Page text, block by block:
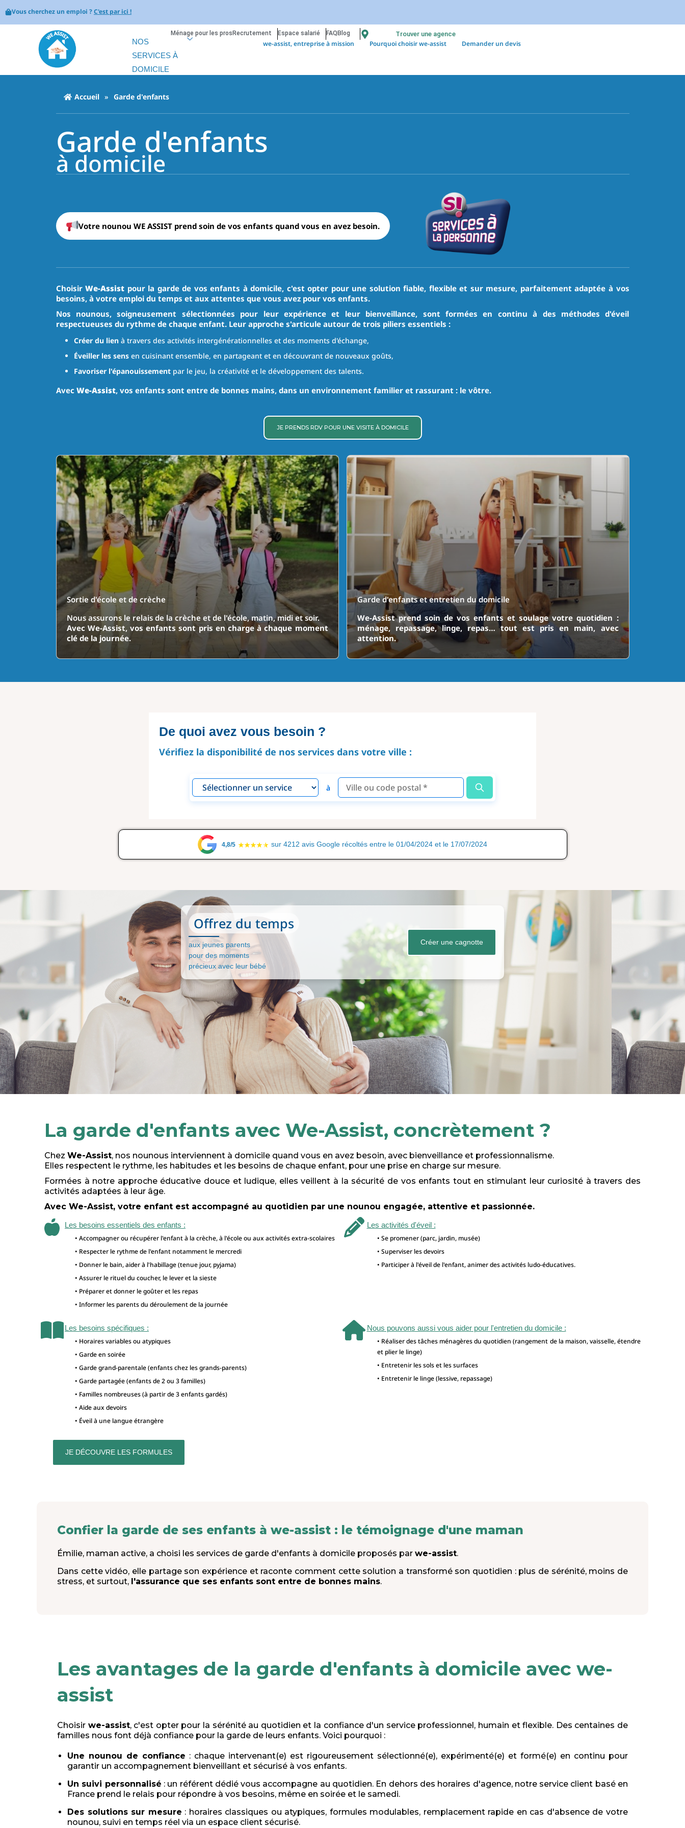
Vous cherchez un emploi ?C'est par ici !
Ménage pour les pros Recrutement Espace salarié FAQ Blog Trouver une agence
NOS
SERVICES À
DOMICILE
we-assist, entreprise à mission Pourquoi choisir we-assist Demander un devis
Accueil » Garde d'enfants
Garde d'enfants
à domicile
Votre nounou WE ASSIST prend soin de vos enfants quand vous en avez besoin.
ChoisirWe-Assist pour la garde de vos enfants à domicile, c'est opter pour une solution fiable, flexible et sur mesure, parfaitement adaptée à vos
besoins, à votre emploi du temps et aux attentes que vous avez pour vos enfants.
Nos nounous, soigneusement sélectionnées pour leur expérience et leur bienveillance, sont formées en continu à des méthodes d'éveil
respectueuses du rythme de chaque enfant. Leur approche s'articule autour de trois piliers essentiels :
Créer du lienà travers des activités intergénérationnelles et des moments d'échange,
Éveiller les sensen cuisinant ensemble, en partageant et en découvrant de nouveaux goûts,
Favoriser l'épanouissementpar le jeu, la créativité et le développement des talents.
Avec We-Assist, vos enfants sont entre de bonnes mains, dans un environnement familier et rassurant : le vôtre.
JE PRENDS RDV POUR UNE VISITE À DOMICILE
Sortie d'école et de crèche
Nous assurons le relais de la crèche et de l'école, matin, midi et soir.
Avec We-Assist, vos enfants sont pris en charge à chaque moment
clé de la journée.
Garde d'enfants et entretien du domicile
We-Assist prend soin de vos enfants et soulage votre quotidien :
ménage, repassage, linge, repas… tout est pris en main, avec
attention.
De quoi avez vous besoin ?
Vérifiez la disponibilité de nos services dans votre ville :
à
4,8/5 sur 4212 avis Google récoltés entre le 01/04/2024 et le 17/07/2024
Offrez du temps
aux jeunes parents
pour des moments
précieux avec leur bébé
Créer une cagnotte
La garde d'enfants avec We-Assist, concrètement ?
Chez We-Assist, nos nounous interviennent à domicile quand vous en avez besoin, avec bienveillance et professionnalisme.
Elles respectent le rythme, les habitudes et les besoins de chaque enfant, pour une prise en charge sur mesure.
Formées à notre approche éducative douce et ludique, elles veillent à la sécurité de vos enfants tout en stimulant leur curiosité à travers des
activités adaptées à leur âge.
Avec We-Assist, votre enfant est accompagné au quotidien par une nounou engagée, attentive et passionnée.
Les besoins essentiels des enfants :
• Accompagner ou récupérer l'enfant à la crèche, à l'école ou aux activités extra-scolaires
• Respecter le rythme de l'enfant notamment le mercredi
• Donner le bain, aider à l'habillage (tenue jour, pyjama)
• Assurer le rituel du coucher, le lever et la sieste
• Préparer et donner le goûter et les repas
• Informer les parents du déroulement de la journée
Les activités d'éveil :
• Se promener (parc, jardin, musée)
• Superviser les devoirs
• Participer à l'éveil de l'enfant, animer des activités ludo-éducatives.
Les besoins spécifiques :
• Horaires variables ou atypiques
• Garde en soirée
• Garde grand-parentale (enfants chez les grands-parents)
• Garde partagée (enfants de 2 ou 3 familles)
• Familles nombreuses (à partir de 3 enfants gardés)
• Aide aux devoirs
• Éveil à une langue étrangère
Nous pouvons aussi vous aider pour l'entretien du domicile :
• Réaliser des tâches ménagères du quotidien (rangement de la maison, vaisselle, étendre
et plier le linge)
• Entretenir les sols et les surfaces
• Entretenir le linge (lessive, repassage)
JE DÉCOUVRE LES FORMULES
Confier la garde de ses enfants à we-assist : le témoignage d'une maman
Émilie, maman active, a choisi les services de garde d'enfants à domicile proposés par we-assist.
Dans cette vidéo, elle partage son expérience et raconte comment cette solution a transformé son quotidien : plus de sérénité, moins de
stress, et surtout, l'assurance que ses enfants sont entre de bonnes mains.
Les avantages de la garde d'enfants à domicile avec we-
assist
Choisir we-assist, c'est opter pour la sérénité au quotidien et la confiance d'un service professionnel, humain et flexible. Des centaines de
familles nous font déjà confiance pour la garde de leurs enfants. Voici pourquoi :
Une nounou de confiance : chaque intervenant(e) est rigoureusement sélectionné(e), expérimenté(e) et formé(e) en continu pour
garantir un accompagnement bienveillant et sécurisé à vos enfants.
Un suivi personnalisé : un référent dédié vous accompagne au quotidien. En dehors des horaires d'agence, notre service client basé en
France prend le relais pour répondre à vos besoins, même en soirée et le samedi.
Des solutions sur mesure : horaires classiques ou atypiques, formules modulables, remplacement rapide en cas d'absence de votre
nounou, suivi en temps réel via un espace client sécurisé.